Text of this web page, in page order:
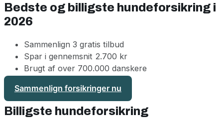
Bedste og billigste hundeforsikring i
2026
Sammenlign 3 gratis tilbud
Spar i gennemsnit 2.700 kr
Brugt af over 700.000 danskere
Sammenlign forsikringer nu
Billigste hundeforsikring